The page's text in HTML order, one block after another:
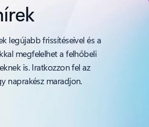
legújabb frissítéseivel és a
megfelelhet a felhőbeli
is. Iratkozzon fel az
naprakész maradjon.